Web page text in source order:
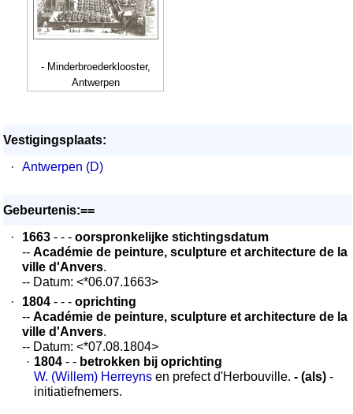
- Minderbroederklooster,
Antwerpen
Vestigingsplaats:
·
Antwerpen (D)
Gebeurtenis:==
·
1663 - - - oorspronkelijke stichtingsdatum
-- Académie de peinture, sculpture et architecture de la
ville d'Anvers.
-- Datum: <*06.07.1663>
·
1804 - - - oprichting
-- Académie de peinture, sculpture et architecture de la
ville d'Anvers.
-- Datum: <*07.08.1804>
· 1804 - - betrokken bij oprichting
W. (Willem) Herreyns en prefect d'Herbouville. - (als) -
initiatiefnemers.